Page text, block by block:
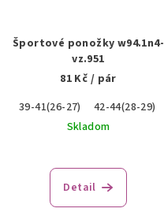
Športové ponožky w94.1n4-
vz.951
81 Kč / pár
39-41(26-27)
42-44(28-29)
Skladom
Detail